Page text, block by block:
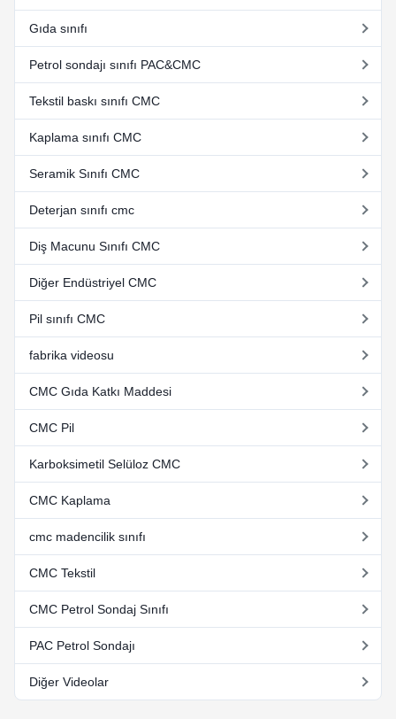
Gıda sınıfı
Petrol sondajı sınıfı PAC&CMC
Tekstil baskı sınıfı CMC
Kaplama sınıfı CMC
Seramik Sınıfı CMC
Deterjan sınıfı cmc
Diş Macunu Sınıfı CMC
Diğer Endüstriyel CMC
Pil sınıfı CMC
fabrika videosu
CMC Gıda Katkı Maddesi
CMC Pil
Karboksimetil Selüloz CMC
CMC Kaplama
cmc madencilik sınıfı
CMC Tekstil
CMC Petrol Sondaj Sınıfı
PAC Petrol Sondajı
Diğer Videolar